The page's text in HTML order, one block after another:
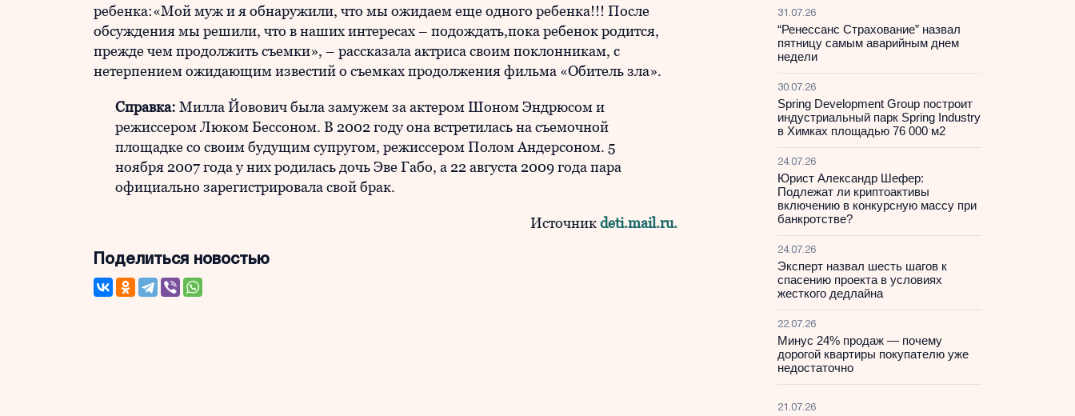
ребенка:«Мой муж и я обнаружили, что мы ожидаем еще одного ребенка!!! После
обсуждения мы решили, что в наших интересах – подождать,пока ребенок родится,
прежде чем продолжить съемки», – рассказала актриса своим поклонникам, с
нетерпением ожидающим известий о съемках продолжения фильма «Обитель зла».
Справка: Милла Йовович была замужем за актером Шоном Эндрюсом и
режиссером Люком Бессоном. В 2002 году она встретилась на съемочной
площадке со своим будущим супругом, режиссером Полом Андерсоном. 5
ноября 2007 года у них родилась дочь Эве Габо, а 22 августа 2009 года пара
официально зарегистрировала свой брак.
Источникdeti.mail.ru.
Поделиться новостью
31.07.26
“Ренессанс Страхование” назвал
пятницу самым аварийным днем
недели
30.07.26
Spring Development Group построит
индустриальный парк Spring Industry
в Химках площадью 76 000 м2
24.07.26
Юрист Александр Шефер:
Подлежат ли криптоактивы
включению в конкурсную массу при
банкротстве?
24.07.26
Эксперт назвал шесть шагов к
спасению проекта в условиях
жесткого дедлайна
22.07.26
Минус 24% продаж — почему
дорогой квартиры покупателю уже
недостаточно
21.07.26